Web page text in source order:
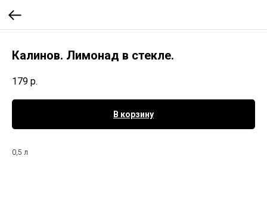
Калинов. Лимонад в стекле.
179 р.
В корзину
0,5 л